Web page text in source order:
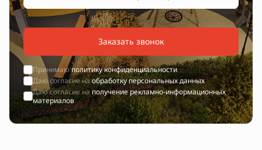
Заказать звонок
Принимаюполитику конфиденциальности
Даю согласие наобработку персональных данных
Даю согласие наполучение рекламно-информационных
материалов